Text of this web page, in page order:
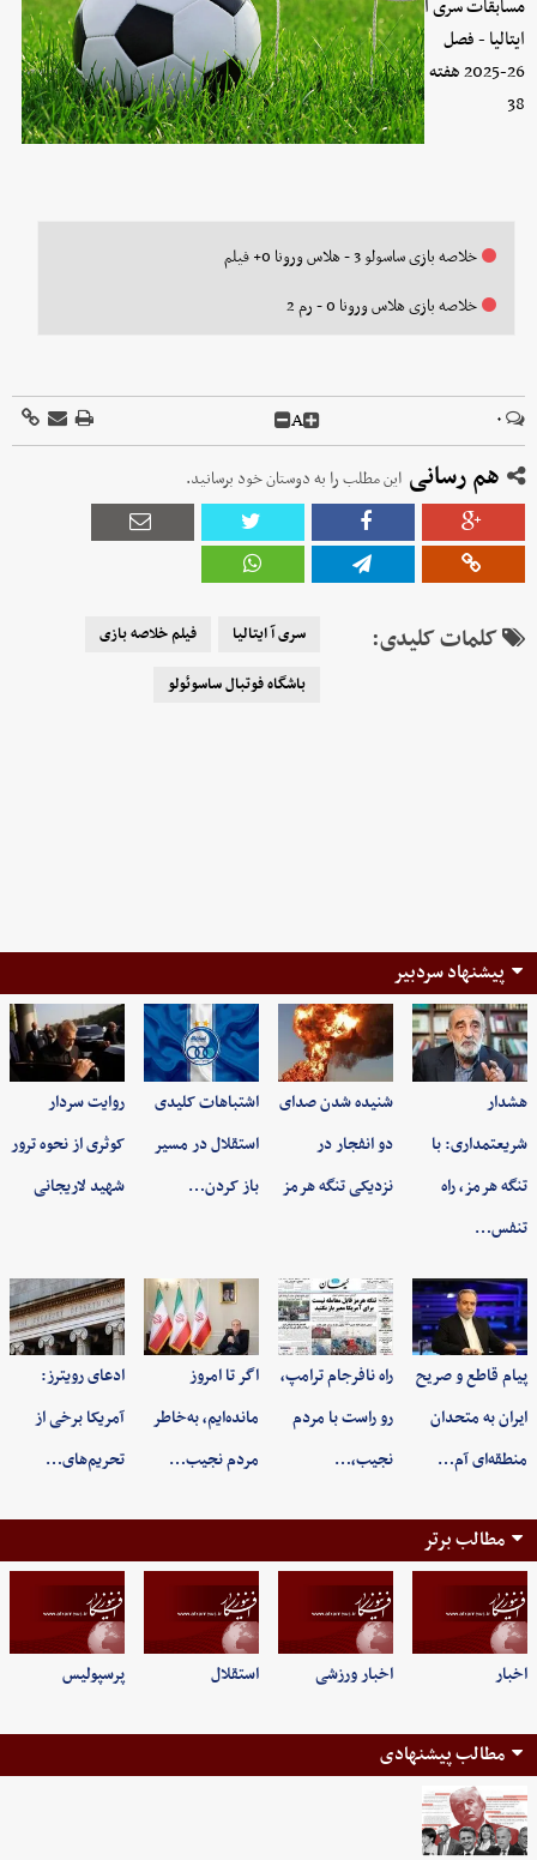
مسابقات سری آ
ایتالیا - فصل
26-2025 هفته
38
خلاصه بازی ساسولو 3 - هلاس ورونا 0+ فیلم
خلاصه بازی هلاس ورونا 0 - رم 2
۰ A
هم رسانی این مطلب را به دوستان خود برسانید.
کلمات کلیدی: سری آ ایتالیا
فیلم خلاصه بازی
باشگاه فوتبال ساسوئولو
پیشنهاد سردبیر
هشدار
شریعتمداری: با
تنگه هرمز، راه
تنفس…
شنیده شدن صدای
دو انفجار در
نزدیکی تنگه هرمز
اشتباهات کلیدی
استقلال در مسیر
باز کردن…
روایت سردار
کوثری از نحوه ترور
شهید لاریجانی
پیام قاطع و صریح
ایران به متحدان
منطقه‌ای آم…
راه نافرجام ترامپ،
رو راست با مردم
نجیب،…
اگر تا امروز
مانده‌ایم، به‌خاطر
مردم نجیب…
ادعای رویترز:
آمریکا برخی از
تحریم‌های…
مطالب برتر
اخبار اخبار ورزشی استقلال پرسپولیس
مطالب پیشنهادی